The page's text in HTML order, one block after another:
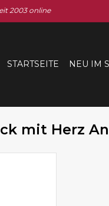
2003 online
STARTSEITE NEU IM
mit Herz